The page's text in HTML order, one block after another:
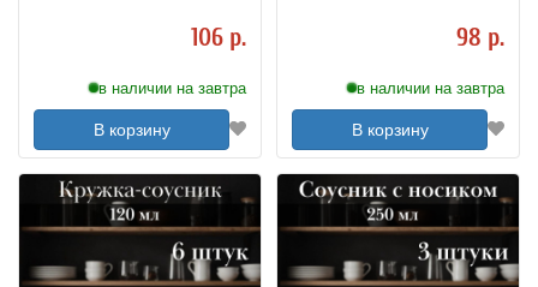
106 р.
в наличии на завтра
В корзину
98 р.
в наличии на завтра
В корзину